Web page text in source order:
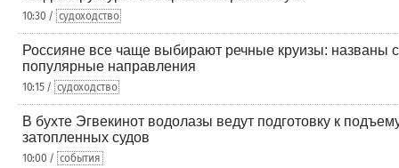
10:30 / судоходство
Россияне все чаще выбирают речные круизы: названы
популярные направления
10:15 / судоходство
В бухте Эгвекинот водолазы ведут подготовку к
затопленных судов
10:00 / события